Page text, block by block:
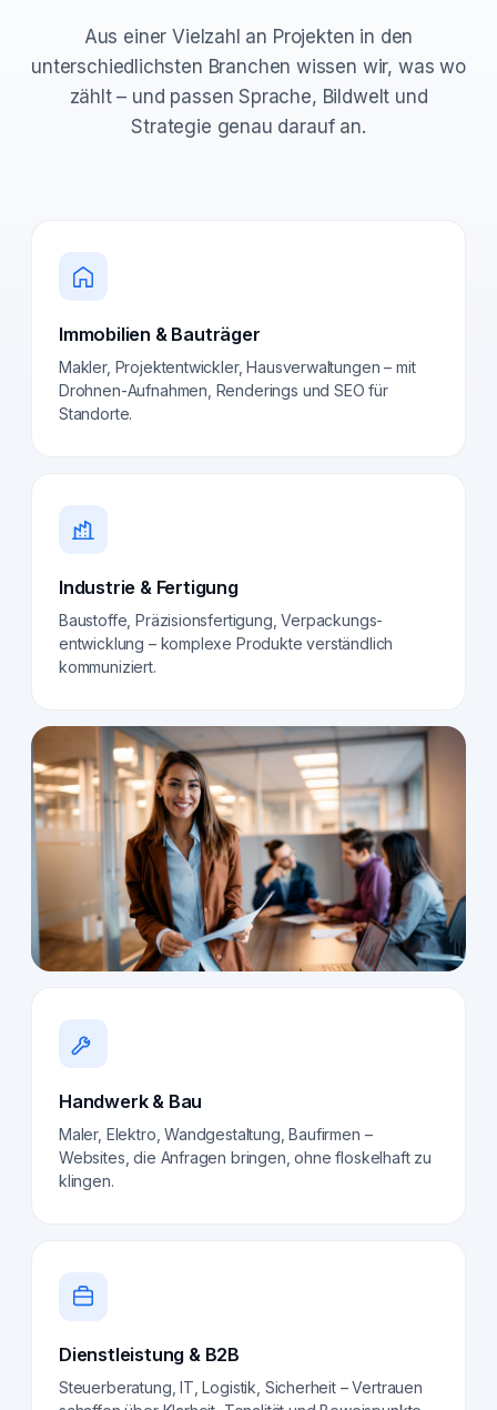
Aus einer Vielzahl an Projekten in den
unterschiedlichsten Branchen wissen wir, was wo
zählt – und passen Sprache, Bildwelt und
Strategie genau darauf an.
Immobilien & Bauträger
Makler, Projektentwickler, Hausverwaltungen – mit
Drohnen-Aufnahmen, Renderings und SEO für
Standorte.
Industrie & Fertigung
Baustoffe, Präzisionsfertigung, Verpackungs­
entwicklung – komplexe Produkte verständlich
kommuniziert.
Handwerk & Bau
Maler, Elektro, Wandgestaltung, Baufirmen –
Websites, die Anfragen bringen, ohne floskelhaft zu
klingen.
Dienstleistung & B2B
Steuerberatung, IT, Logistik, Sicherheit – Vertrauen